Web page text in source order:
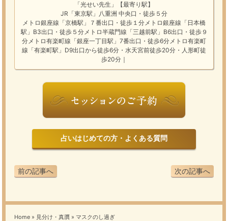
「光せい先生」【最寄り駅】
JR「東京駅」八重洲 中央口・徒歩５分
メトロ銀座線「京橋駅」７番出口・徒歩１分メトロ銀座線「日本橋
駅」B3出口・徒歩５分メトロ半蔵門線「三越前駅」B6出口・徒歩９
分メトロ有楽町線「銀座一丁目駅」7番出口・徒歩6分メトロ有楽町
線「有楽町駅」D9出口から徒歩6分・水天宮前徒歩20分・人形町徒
歩20分｜
占いはじめての方・よくある質問
次の記事へ
前の記事へ
Home » 見分け・真贋 » マスクのし過ぎ